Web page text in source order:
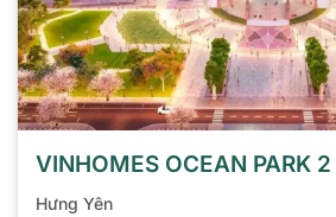
VINHOMES OCEAN PARK 2
Hưng Yên